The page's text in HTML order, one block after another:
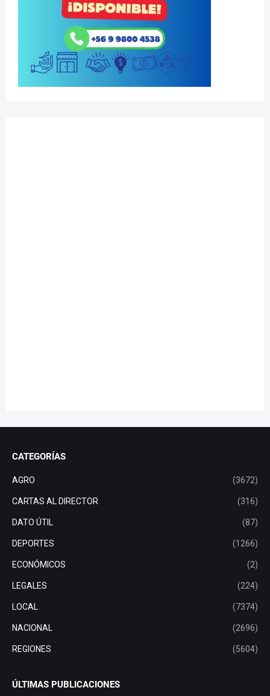
CATEGORÍAS
AGRO (3672)
CARTAS AL DIRECTOR (316)
DATO ÚTIL (87)
DEPORTES (1266)
ECONÓMICOS (2)
LEGALES (224)
LOCAL (7374)
NACIONAL (2696)
REGIONES (5604)
ÚLTIMAS PUBLICACIONES